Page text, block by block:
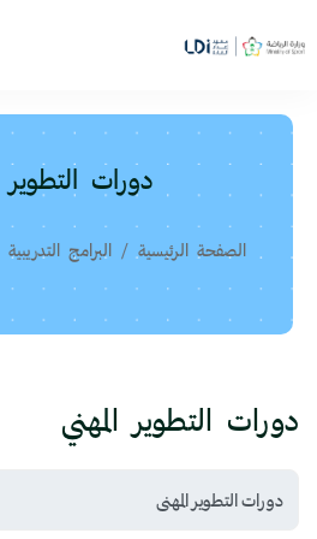
دورات التطوير
الصفحة الرئيسية البرامج التدريبية
دورات التطوير المهني
تصنيفات البرامج التدريبية